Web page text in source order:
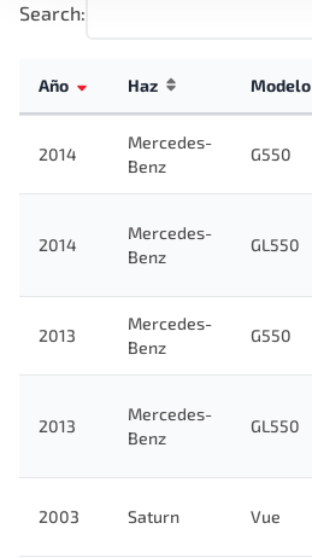
Search:
Año Haz Modelo
2014
Mercedes-
Benz
G550
2014
Mercedes-
Benz
GL550
2013
Mercedes-
Benz
G550
2013
Mercedes-
Benz
GL550
2003 Saturn Vue